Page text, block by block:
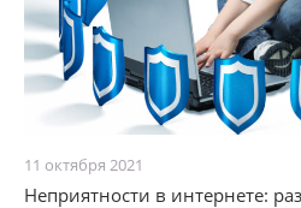
11 октября 2021
Неприятности в интернете: